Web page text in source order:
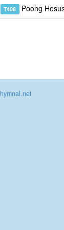
T408 Poong
hymnal.net